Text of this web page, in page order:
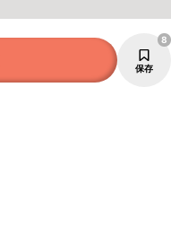
保存
8